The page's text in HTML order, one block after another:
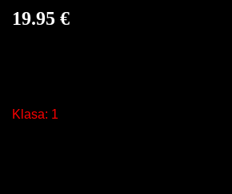
19.95 €
Klasa: 1